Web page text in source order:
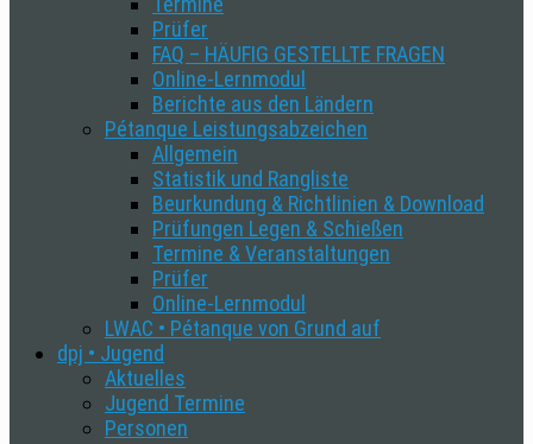
Prüfer
FAQ – HÄUFIG GESTELLTE FRAGEN
Online-Lernmodul
Berichte aus den Ländern
Pétanque Leistungsabzeichen
Allgemein
Statistik und Rangliste
Beurkundung & Richtlinien & Download
Prüfungen Legen & Schießen
Termine & Veranstaltungen
Prüfer
Online-Lernmodul
LWAC • Pétanque von Grund auf
dpj • Jugend
Aktuelles
Jugend Termine
Personen